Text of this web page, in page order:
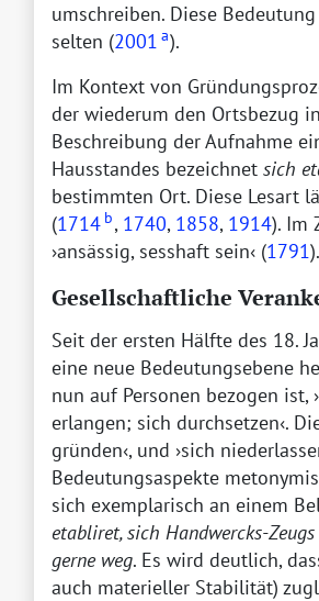
umschreiben. Diese
selten (2001 a).
Im Kontext von
der wiederum den Ortsbezug
Beschreibung der Aufnahme
Hausstandes bezeichnet sich
bestimmten Ort. Diese Lesart
(1714 b, 1740, 1858, 1914). Im
ansässig, sesshaft sein (1791).
Gesellschaftliche
Seit der ersten Hälfte des 18.
eine neue Bedeutungsebene
nun auf Personen bezogen ist,
erlangen; sich durchsetzen .
gründen , und sich
Bedeutungsaspekte
sich exemplarisch an einem
etabliret, sich Handwercks-
gerne weg. Es wird deutlich,
auch materieller Stabilität)